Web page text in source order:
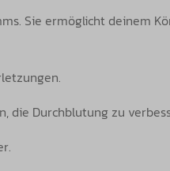
Sie ermöglicht deinem
die Durchblutung zu